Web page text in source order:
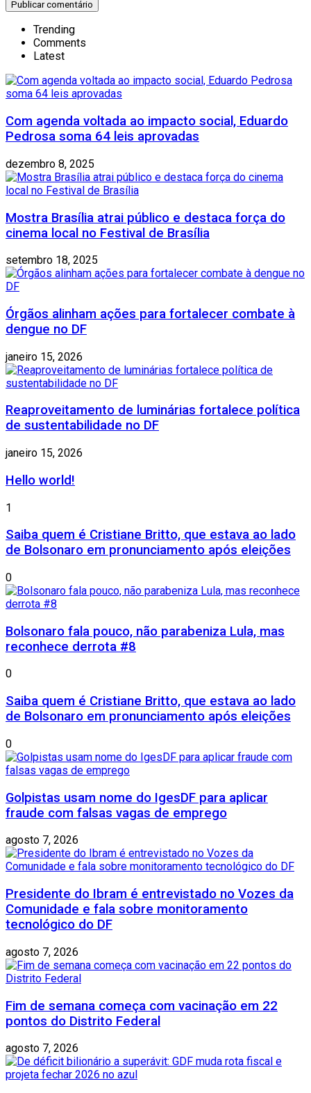
Trending
Comments
Latest
Com agenda voltada ao impacto social, Eduardo
Pedrosa soma 64 leis aprovadas
dezembro 8, 2025
Mostra Brasília atrai público e destaca força do
cinema local no Festival de Brasília
setembro 18, 2025
Órgãos alinham ações para fortalecer combate à
dengue no DF
janeiro 15, 2026
Reaproveitamento de luminárias fortalece política
de sustentabilidade no DF
janeiro 15, 2026
Hello world!
1
Saiba quem é Cristiane Britto, que estava ao lado
de Bolsonaro em pronunciamento após eleições
0
Bolsonaro fala pouco, não parabeniza Lula, mas
reconhece derrota #8
0
Saiba quem é Cristiane Britto, que estava ao lado
de Bolsonaro em pronunciamento após eleições
0
Golpistas usam nome do IgesDF para aplicar
fraude com falsas vagas de emprego
agosto 7, 2026
Presidente do Ibram é entrevistado no Vozes da
Comunidade e fala sobre monitoramento
tecnológico do DF
agosto 7, 2026
Fim de semana começa com vacinação em 22
pontos do Distrito Federal
agosto 7, 2026